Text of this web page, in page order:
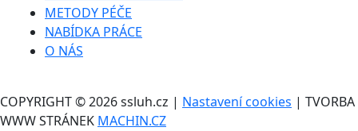
METODY PÉČE
NABÍDKA PRÁCE
O NÁS
COPYRIGHT © 2026 ssluh.cz | Nastavení cookies | TVORBA
WWW STRÁNEK MACHIN.CZ